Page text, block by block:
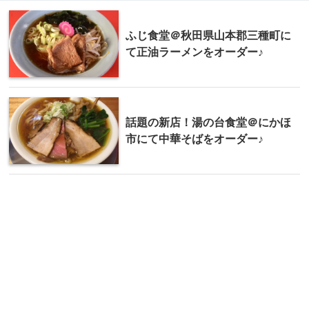
ふじ食堂＠秋田県山本郡三種町に
て正油ラーメンをオーダー♪
話題の新店！湯の台食堂＠にかほ
市にて中華そばをオーダー♪